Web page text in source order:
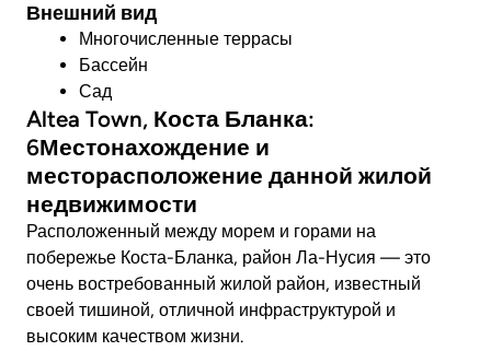
Внешний вид
Многочисленные террасы
Бассейн
Сад
Altea Town, Коста Бланка:
6Местонахождение и
месторасположение данной жилой
недвижимости
Расположенный между морем и горами на
побережье Коста-Бланка, район Ла-Нусия — это
очень востребованный жилой район, известный
своей тишиной, отличной инфраструктурой и
высоким качеством жизни.